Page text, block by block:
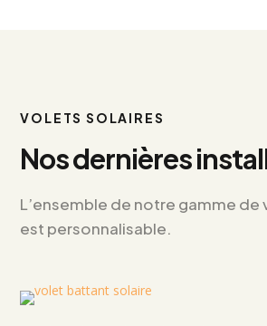
VOLETS SOLAIRES
Nos dernières
L’ensemble de notre gamme de
est personnalisable.